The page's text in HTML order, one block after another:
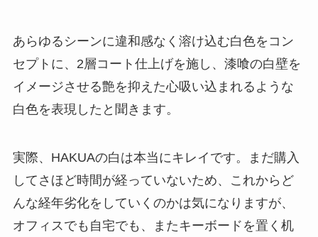
あらゆるシーンに違和感なく溶け込む白色をコン
セプトに、2層コート仕上げを施し、漆喰の白壁を
イメージさせる艶を抑えた心吸い込まれるような
白色を表現したと聞きます。
実際、HAKUAの白は本当にキレイです。まだ購入
してさほど時間が経っていないため、これからど
んな経年劣化をしていくのかは気になりますが、
オフィスでも自宅でも、またキーボードを置く机